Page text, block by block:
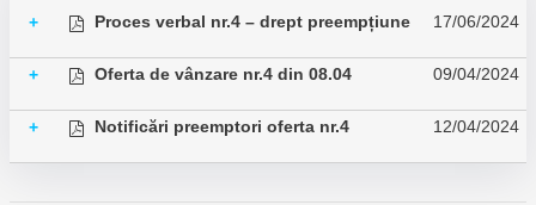
+
Proces verbal nr.4 – drept preempțiune 17/06/2024
+ Oferta de vânzare nr.4 din 08.04 09/04/2024
+ Notificări preemptori oferta nr.4 12/04/2024